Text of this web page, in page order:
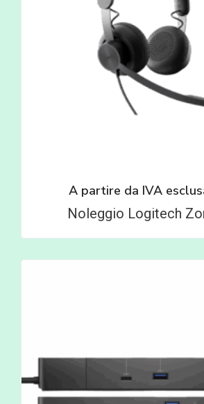
A partire da IVA
Noleggio Logitech